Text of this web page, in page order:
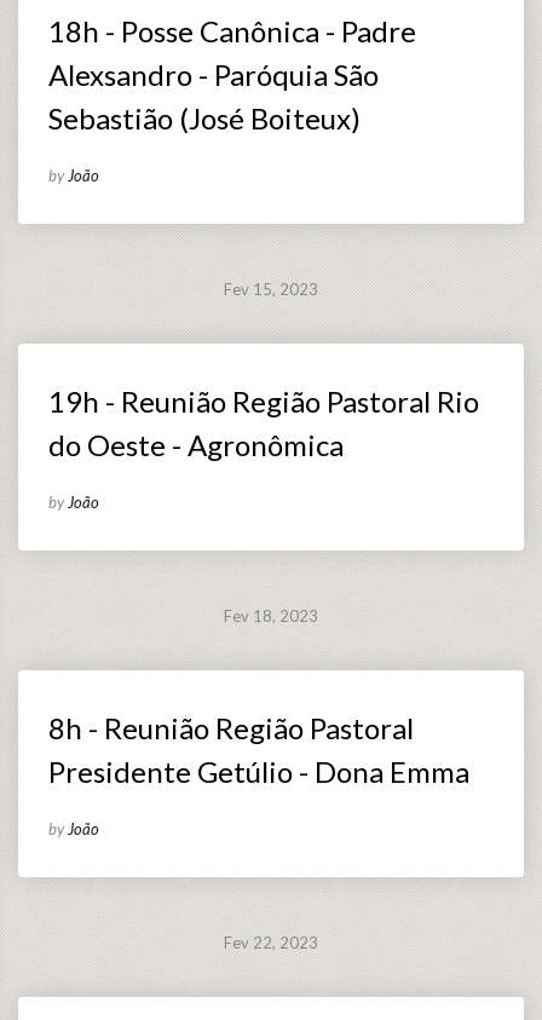
18h - Posse Canônica - Padre
Alexsandro - Paróquia São
Sebastião (José Boiteux)
by João
Fev 15, 2023
19h - Reunião Região Pastoral Rio
do Oeste - Agronômica
by João
Fev 18, 2023
8h - Reunião Região Pastoral
Presidente Getúlio - Dona Emma
by João
Fev 22, 2023